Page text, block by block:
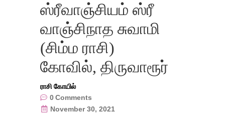
ஸ்ரீவாஞ்சியம் ஸ்ரீ
வாஞ்சிநாத சுவாமி
(சிம்ம ராசி)
கோவில், திருவாரூர்
ராசி கோயில்
0Comments
November 30, 2021